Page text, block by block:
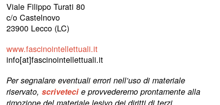
Viale Filippo Turati 80
c/o Castelnovo
23900 Lecco (LC)
www.fascinointellettuali.it
info[at]fascinointellettuali.it
Per segnalare eventuali errori nell’uso di materiale
riservato,scriveteci e provvederemo prontamente alla